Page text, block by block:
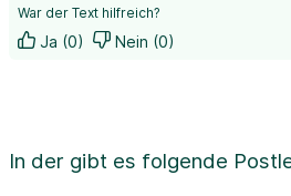
War der Text hilfreich?
Ja (0) Nein (0)
In der gibt es folgende